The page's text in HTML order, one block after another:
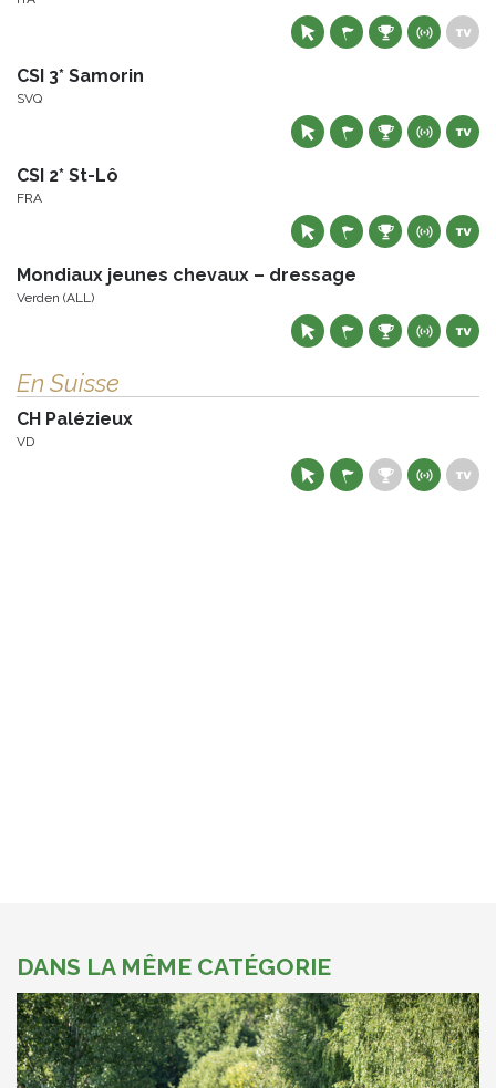
CSI 3* Samorin
SVQ
CSI 2* St-Lô
FRA
Mondiaux jeunes chevaux – dressage
Verden (ALL)
En Suisse
CH Palézieux
VD
DANS LA MÊME CATÉGORIE